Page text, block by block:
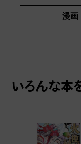
漫画
いろんな本